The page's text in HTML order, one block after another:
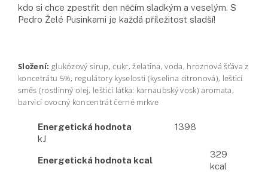
kdo si chce zpestřit den něčím sladkým a veselým. S
Pedro Želé Pusinkami je každá příležitost sladší!
Složení: glukózový sirup, cukr, želatina, voda, hroznová šťáva z
koncetrátu 5%, regulátory kyselosti (kyselina citronová), lešticí
směs (rostlinný olej, lešticí látka: karnaubský vosk) aromata,
barvicí ovocný koncentrát černé mrkve
Energetická hodnota 1398
kJ
Energetická hodnota kcal
329
kcal